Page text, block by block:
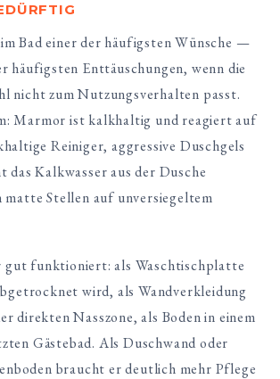
Bad einer der häufigsten Wünsche —
häufigsten Enttäuschungen, wenn die
nicht zum Nutzungsverhalten passt.
Marmor ist kalkhaltig und reagiert auf
Reiniger, aggressive Duschgels
das Kalkwasser aus der Dusche
matte Stellen auf unversiegeltem
gut funktioniert: als Waschtischplatte
wird, als Wandverkleidung
direkten Nasszone, als Boden in einem
Gästebad. Als Duschwand oder
braucht er deutlich mehr Pflege